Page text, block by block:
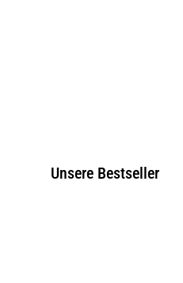
Unsere Bestseller